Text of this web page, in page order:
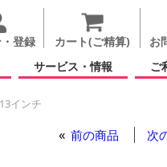
登録 カート(ご精算)
お
サービス・情報 ご
インチ
前の商品 次